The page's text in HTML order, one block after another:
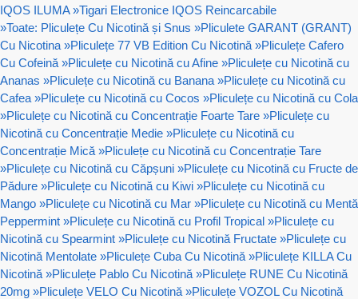
IQOS ILUMA »Tigari Electronice IQOS Reincarcabile
»Toate: Pliculețe Cu Nicotină și Snus »Pliculete GARANT (GRANT)
Cu Nicotina »Pliculețe 77 VB Edition Cu Nicotină »Pliculețe Cafero
Cu Cofeină »Pliculețe cu Nicotină cu Afine »Pliculețe cu Nicotină cu
Ananas »Pliculețe cu Nicotină cu Banana »Pliculețe cu Nicotină cu
Cafea »Pliculețe cu Nicotină cu Cocos »Pliculețe cu Nicotină cu Cola
»Pliculețe cu Nicotină cu Concentrație Foarte Tare »Pliculețe cu
Nicotină cu Concentrație Medie »Pliculețe cu Nicotină cu
Concentrație Mică »Pliculețe cu Nicotină cu Concentrație Tare
»Pliculețe cu Nicotină cu Căpșuni »Pliculețe cu Nicotină cu Fructe de
Pădure »Pliculețe cu Nicotină cu Kiwi »Pliculețe cu Nicotină cu
Mango »Pliculețe cu Nicotină cu Mar »Pliculețe cu Nicotină cu Mentă
Peppermint »Pliculețe cu Nicotină cu Profil Tropical »Pliculețe cu
Nicotină cu Spearmint »Pliculețe cu Nicotină Fructate »Pliculețe cu
Nicotină Mentolate »Pliculețe Cuba Cu Nicotină »Pliculețe KILLA Cu
Nicotină »Pliculețe Pablo Cu Nicotină »Pliculețe RUNE Cu Nicotină
20mg »Pliculețe VELO Cu Nicotină »Pliculețe VOZOL Cu Nicotină